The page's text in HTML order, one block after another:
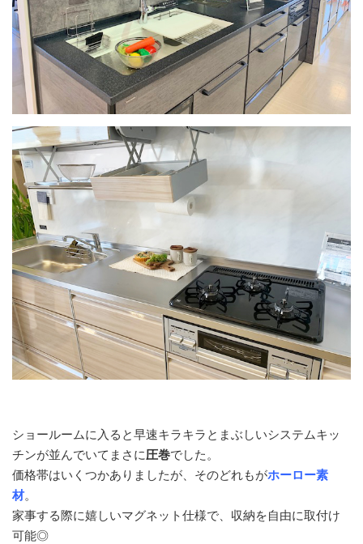
ショールームに入ると早速キラキラとまぶしいシステムキッ
チンが並んでいてまさに圧巻でした。
価格帯はいくつかありましたが、そのどれもがホーロー素
材。
家事する際に嬉しいマグネット仕様で、収納を自由に取付け
可能◎